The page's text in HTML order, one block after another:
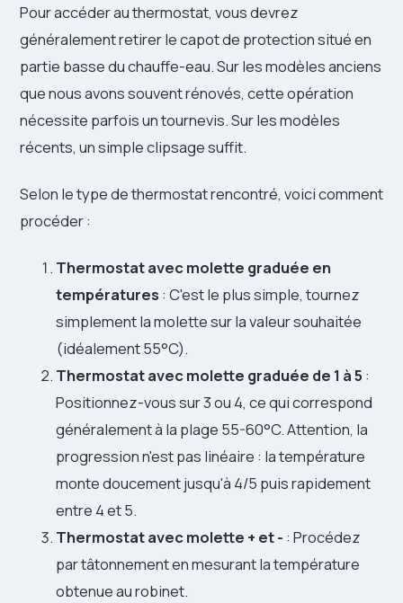
Pour accéder au thermostat, vous devrez
généralement retirer le capot de protection situé en
partie basse du chauffe-eau. Sur les modèles anciens
que nous avons souvent rénovés, cette opération
nécessite parfois un tournevis. Sur les modèles
récents, un simple clipsage suffit.
Selon le type de thermostat rencontré, voici comment
procéder :
Thermostat avec molette graduée en
températures : C'est le plus simple, tournez
simplement la molette sur la valeur souhaitée
(idéalement 55°C).
Thermostat avec molette graduée de 1 à 5 :
Positionnez-vous sur 3 ou 4, ce qui correspond
généralement à la plage 55-60°C. Attention, la
progression n'est pas linéaire : la température
monte doucement jusqu'à 4/5 puis rapidement
entre 4 et 5.
Thermostat avec molette + et - : Procédez
par tâtonnement en mesurant la température
obtenue au robinet.